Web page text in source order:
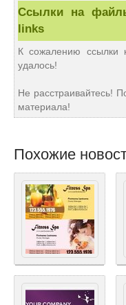
Ссылки на
links
К сожалению ссылки
удалось!
Не расстраивайтесь!
материала!
Похожие